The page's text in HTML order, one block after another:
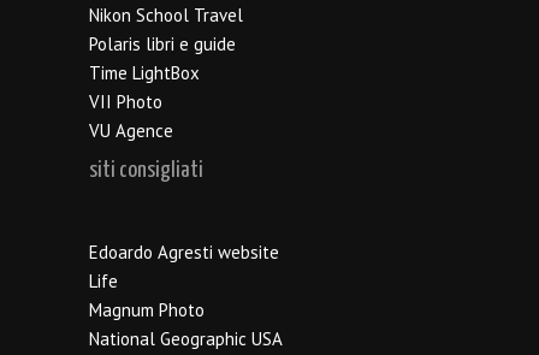
Nikon School Travel
Polaris libri e guide
Time LightBox
VII Photo
VU Agence
siti consigliati
Edoardo Agresti website
Life
Magnum Photo
National Geographic USA